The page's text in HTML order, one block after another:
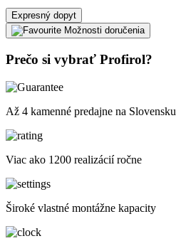
Expresný dopyt
Možnosti doručenia
Prečo si vybrať Profirol?
Až 4 kamenné predajne na Slovensku
Viac ako 1200 realizácií ročne
Široké vlastné montážne kapacity